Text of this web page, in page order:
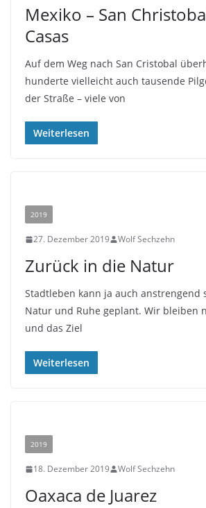
Mexiko – San
Casas
Auf dem Weg nach San Cristobal
hunderte vielleicht auch tausende
der Straße – viele von
Weiterlesen
2019
27. Dezember 2019 Wolf Sechzehn
Zurück in die Natur
Stadtleben kann ja auch anstrengend
Natur und Ruhe geplant. Wir bleiben
und das Ziel
Weiterlesen
2019
18. Dezember 2019 Wolf Sechzehn
Oaxaca de Juarez